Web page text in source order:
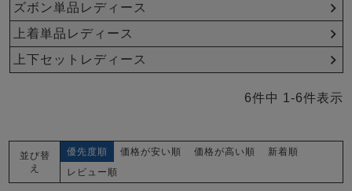
売れ筋ランキング
- Item Ranking -
- New Arrival -
ボーイズ半袖
ボーイズ前開
ボーイズかぶ
ガールズ上着
ガールズズボ
ボーイズ上着
ボーイズズボ
ズボン単品レディース
上着単品レディース
上下セットレディース
6件中 1 -6件表示
並び替
え
優先度順 価格が安い順 価格が高い順
新着順
レビュー順